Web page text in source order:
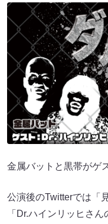
金属バットと黒帯がゲ
公演後のTwitterでは「
「Dr.ハインリッヒさ